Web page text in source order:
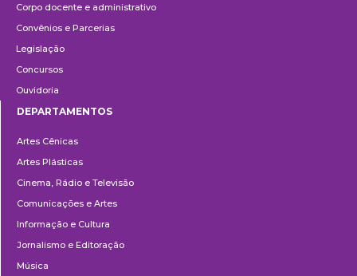
Corpo docente e administrativo
Convênios e Parcerias
Legislação
Concursos
Ouvidoria
DEPARTAMENTOS
Artes Cênicas
Artes Plásticas
Cinema, Rádio e Televisão
Comunicações e Artes
Informação e Cultura
Jornalismo e Editoração
Música